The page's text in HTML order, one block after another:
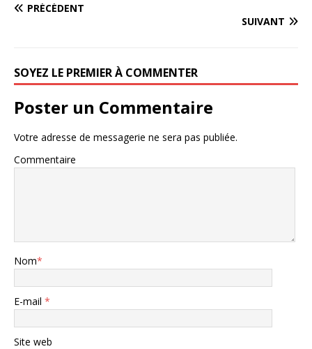
PRÉCÉDENT
SUIVANT
SOYEZ LE PREMIER À COMMENTER
Poster un Commentaire
Votre adresse de messagerie ne sera pas publiée.
Commentaire
Nom*
E-mail *
Site web